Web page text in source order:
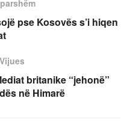
pse Kosovës s’i hiqen
britanike “jehonë”
në Himarë